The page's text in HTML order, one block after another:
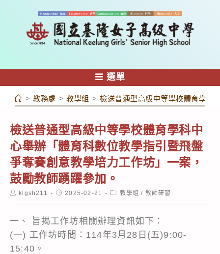
容
選單
> 教務處 > 教學組 > 檢送普通型高級中等學校體育學科
檢送普通型高級中等學校體育學科中
心舉辦「體育科數位教學指引暨飛盤
爭奪賽創意教學培力工作坊」一案，
鼓勵教師踴躍參加。
Postklgsh211
Post2025-02-21
Post教學組 / 教師研習
一、 旨揭工作坊相關辦理資訊如下：
(一) 工作坊時間：114年3月28日(五)9:00-
15:40。